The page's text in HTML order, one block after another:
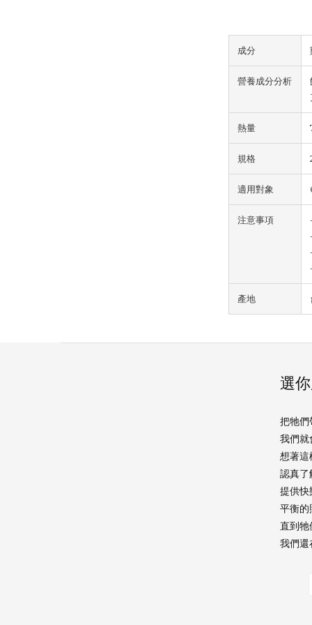
成分
營養成分分析
熱量
規格
適用對象
注意事項
產地
選
把牠們
我們就
想著這
認真了
提供快
平衡的
直到牠
我們還